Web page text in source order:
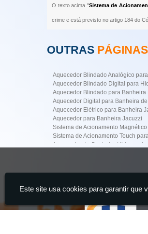
O texto acima "Sistema de
crime e está previsto no artigo 184 do
OUTRAS PÁGINAS
Aquecedor Blindado Analógico
Aquecedor Blindado Digital para
Aquecedor Blindado para
Aquecedor Digital para Banheira
Aquecedor Elétrico para Banheira
Aquecedor para Banheira Jacuzzi
Sistema de Acionamento
Sistema de Acionamento Touch
Aquecedor de Banheira Hidro
Manutenção de Banheira de Hidro
Manutenção Banheira Spa na Faria
Este site usa cookies para garantir que